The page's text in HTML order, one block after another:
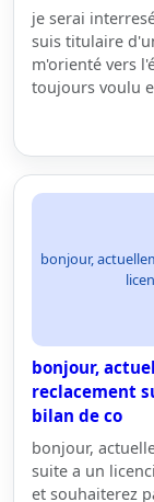
je serai
suis titulaire
m'orienté vers
toujours voulu
bonjour,
bonjour,
reclacement
bilan de co
bonjour,
suite a un
et souhaiterez